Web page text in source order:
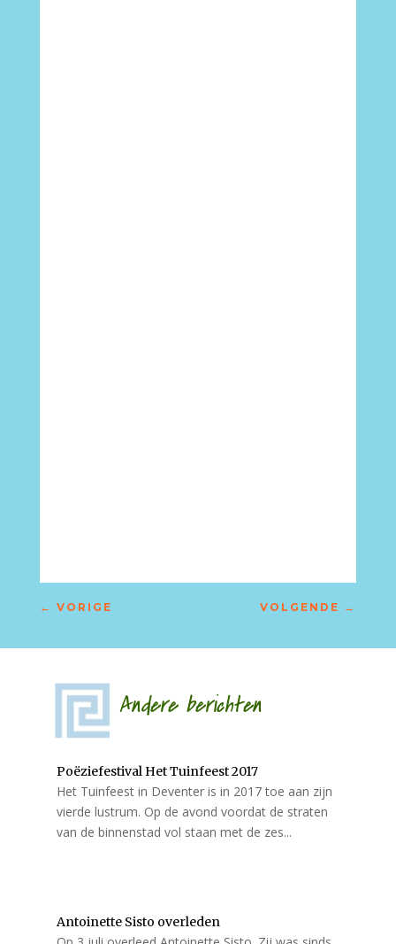
← VORIGE VOLGENDE →
Andere berichten
Poëziefestival Het Tuinfeest 2017
Het Tuinfeest in Deventer is in 2017 toe aan zijn
vierde lustrum. Op de avond voordat de straten
van de binnenstad vol staan met de zes...
Antoinette Sisto overleden